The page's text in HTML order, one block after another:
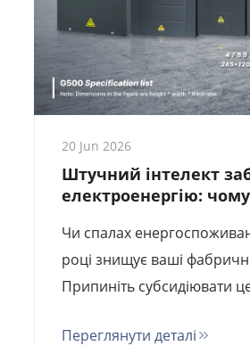
20 Jun 2026
Штучний інтелект
електроенергію: чому
рятувальник енергії
2026 року
Чи спалах
році знищує ваші
Припиніть субсидіювати
G580M — високоефективну
Переглянути деталі